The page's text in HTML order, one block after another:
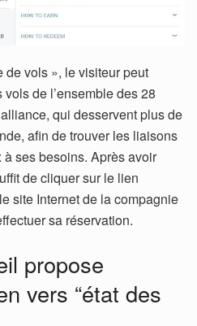
de vols », le visiteur peut
de l’ensemble des 28
qui desservent plus de
afin de trouver les liaisons
ses besoins. Après avoir
de cliquer sur le lien
site Internet de la compagnie
sa réservation.
propose
vers “état des